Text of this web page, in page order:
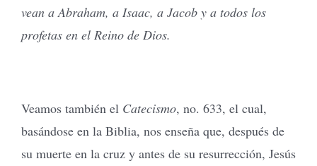
vean a Abraham, a Isaac, a Jacob y a todos los
profetas en el Reino de Dios.
Veamos también el Catecismo, no. 633, el cual,
basándose en la Biblia, nos enseña que, después de
su muerte en la cruz y antes de su resurrección, Jesús